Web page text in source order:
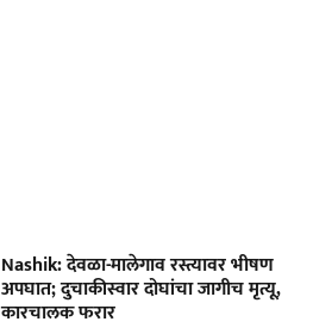
Nashik: देवळा-मालेगाव रस्त्यावर भीषण
अपघात; दुचाकीस्वार दोघांचा जागीच मृत्यू,
कारचालक फरार